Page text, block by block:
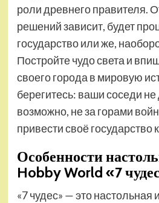
роли древнего правителя.
решений зависит, будет
государство или же,
Постройте чудо света и
своего города в мировую
берегитесь: ваши соседи
возможно, не за горами
привести своё государство
Особенности
Hobby World «7
«7 чудес» — это настольная